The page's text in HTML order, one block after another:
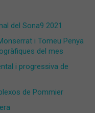
del Sona9 2021
i Tomeu Penya
del mes
i progressiva de
de Pommier